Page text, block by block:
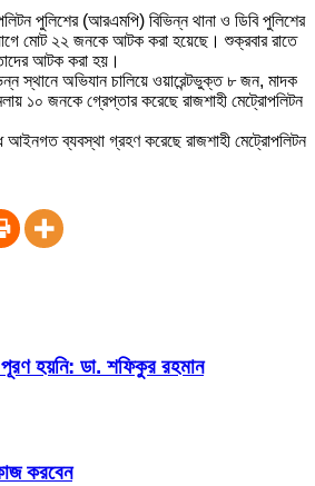
পুলিশের (আরএমপি) বিভিন্ন থানা ও ডিবি পুলিশের
মোট ২২ জনকে আটক করা হয়েছে। শুক্রবার রাতে
আটক করা হয়।
স্থানে অভিযান চালিয়ে ওয়ারেন্টভুক্ত ৮ জন, মাদক
১০ জনকে গ্রেপ্তার করেছে রাজশাহী মেট্রোপলিটন
আইনগত ব্যবস্থা গ্রহণ করেছে রাজশাহী মেট্রোপলিটন
হয়নি: ডা. শফিকুর রহমান
করবেন